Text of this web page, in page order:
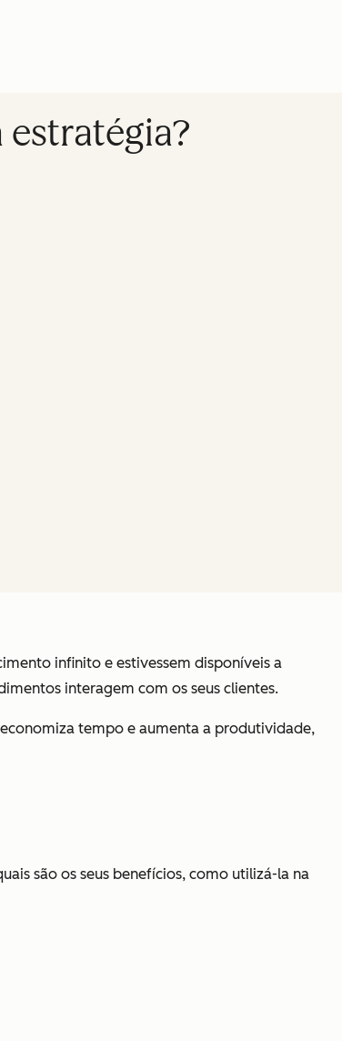
infinito e estivessem disponíveis a
interagem com os seus clientes.
tempo e aumenta a produtividade,
são os seus benefícios, como utilizá-la na